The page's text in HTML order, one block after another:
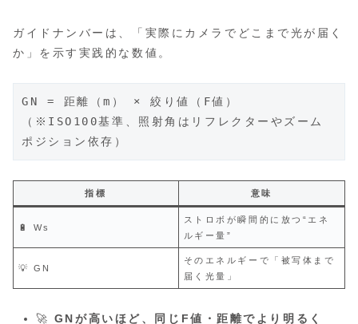
ガイドナンバーは、「実際にカメラでどこまで光が届く
か」を示す実践的な数値。
GN = 距離（m） × 絞り値（F値）
（※ISO100基準、照射角はリフレクターやズーム
ポジション依存）
指標 意味
🔋 Ws
ストロボが瞬間的に放つ“エネ
ルギー量”
💡 GN
そのエネルギーで「被写体まで
届く光量」
🚀 GNが高いほど、同じF値・距離でより明るく